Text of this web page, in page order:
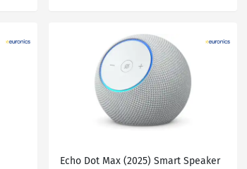
Echo Dot Max (2025) Smart Speaker